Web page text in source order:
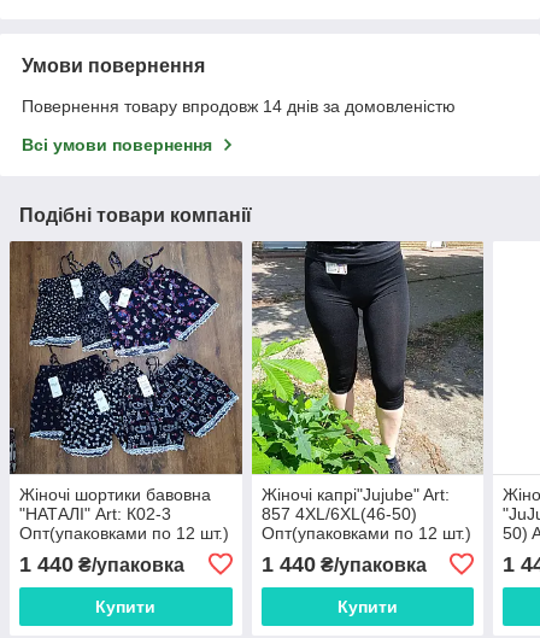
Умови повернення
Повернення товару впродовж 14 днів за домовленістю
Всі умови повернення
Подібні товари компанії
Жіночі шортики бавовна
"НАТАЛІ" Art: К02-3
Опт(упаковками по 12 шт.)
1 440 ₴/упаковка
Купити
Жіночі капрі"Jujube" Art:
857 4XL/6XL(46-50)
Опт(упаковками по 12 шт.)
1 440₴/упаковка
Купити
50)
1